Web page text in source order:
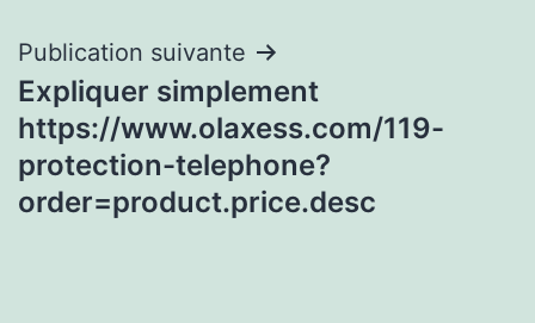
Publication suivante
Expliquer simplement
https://www.olaxess.com/119-
protection-telephone?
order=product.price.desc